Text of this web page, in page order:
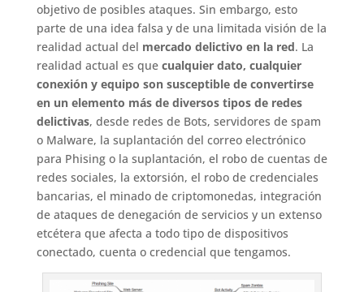
objetivo de posibles ataques. Sin embargo, esto
parte de una idea falsa y de una limitada visión de la
realidad actual del mercado delictivo en la red. La
realidad actual es que cualquier dato, cualquier
conexión y equipo son susceptible de convertirse
en un elemento más de diversos tipos de redes
delictivas, desde redes de Bots, servidores de spam
o Malware, la suplantación del correo electrónico
para Phising o la suplantación, el robo de cuentas de
redes sociales, la extorsión, el robo de credenciales
bancarias, el minado de criptomonedas, integración
de ataques de denegación de servicios y un extenso
etcétera que afecta a todo tipo de dispositivos
conectado, cuenta o credencial que tengamos.